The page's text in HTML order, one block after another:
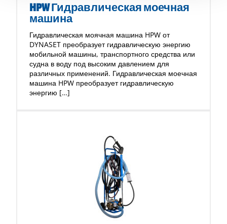
HPW Гидравлическая моечная
машина
Гидравлическая моячная машина HPW от
DYNASET преобразует гидравлическую энергию
мобильной машины, транспортного средства или
судна в воду под высоким давлением для
различных применений. Гидравлическая моечная
машина HPW преобразует гидравлическую
энергию […]